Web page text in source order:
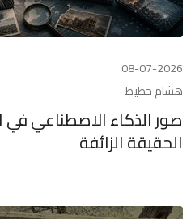
08-07-2026
هشام حطيط
صور الذكاء الاصطناعي
الحقيقة الزائفة